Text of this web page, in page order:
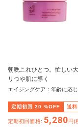
朝晩これひとつ。忙しい
リつや肌に導く
エイジングケア：年齢に応
定期初回 20 %OFF 送
定期初回価格: 5,280円(